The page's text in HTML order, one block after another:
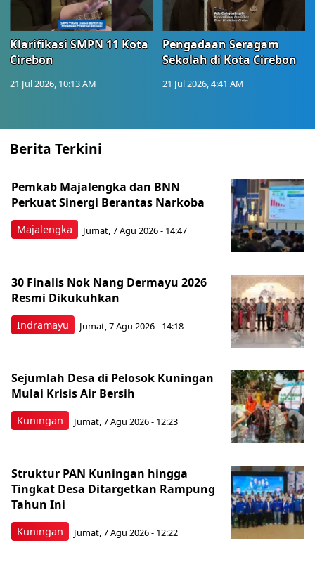
Klarifikasi SMPN 11 Kota
Cirebon
21 Jul 2026, 10:13 AM
Pengadaan Seragam
Sekolah di Kota Cirebon
21 Jul 2026, 4:41 AM
Berita Terkini
Majalengka
Pemkab Majalengka dan BNN
Perkuat Sinergi Berantas Narkoba
Jumat, 7 Agu 2026 - 14:47
Indramayu
30 Finalis Nok Nang Dermayu 2026
Resmi Dikukuhkan
Jumat, 7 Agu 2026 - 14:18
Kuningan
Sejumlah Desa di Pelosok Kuningan
Mulai Krisis Air Bersih
Jumat, 7 Agu 2026 - 12:23
Kuningan
Struktur PAN Kuningan hingga
Tingkat Desa Ditargetkan Rampung
Tahun Ini
Jumat, 7 Agu 2026 - 12:22